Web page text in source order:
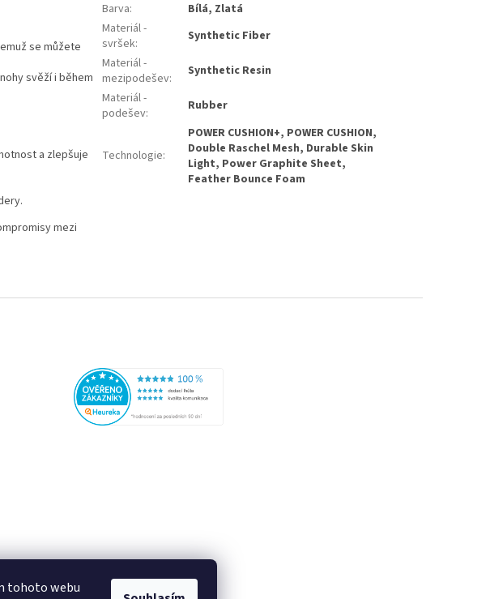
tohoto webu
se můžete
svěží i během
a zlepšuje
mezi
Barva:
Bílá, Zlatá
Materiál -
svršek:
Synthetic Fiber
Materiál -
mezipodešev:
Synthetic Resin
Materiál -
podešev: Rubber
Technologie:
POWER CUSHION+, POWER CUSHION,
Double Raschel Mesh, Durable Skin
Light, Power Graphite Sheet,
Feather Bounce Foam